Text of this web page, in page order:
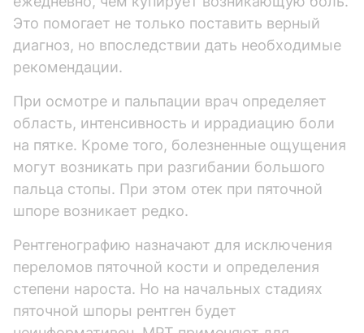
Это помогает не только поставить верный
диагноз, но впоследствии дать необходимые
рекомендации.
При осмотре и пальпации врач определяет
область, интенсивность и иррадиацию боли
на пятке. Кроме того, болезненные ощущения
могут возникать при разгибании большого
пальца стопы. При этом отек при пяточной
шпоре возникает редко.
Рентгенографию назначают для исключения
переломов пяточной кости и определения
степени нароста. Но на начальных стадиях
пяточной шпоры рентген будет